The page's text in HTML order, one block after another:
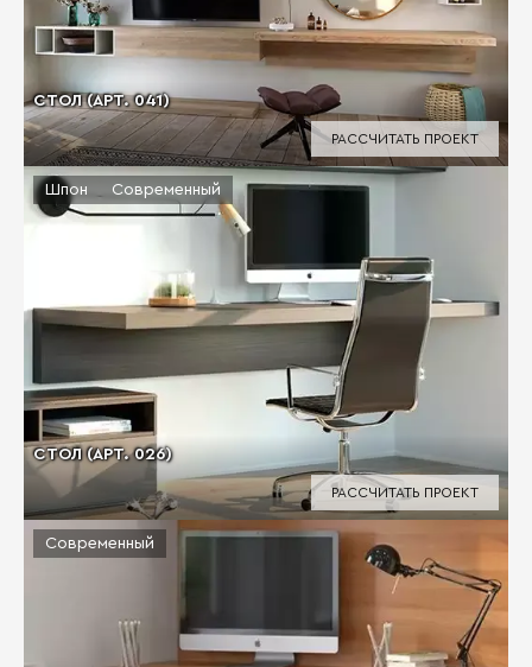
СТОЛ (АРТ. 041)
РАССЧИТАТЬ ПРОЕКТ
СТОЛ (АРТ. 026)
Шпон Современный
РАССЧИТАТЬ ПРОЕКТ
Современный